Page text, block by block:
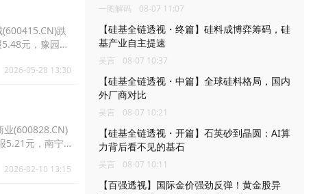
跌
元，豫园股
2026-05-28 13:30
(600828.CN)
5.21元，南宁
2026-02-10 13:15
一图解码 08-07 11:07
【硅基全链透视・终篇】硅料成博弈筹码，硅
基产业自主提速
吴言 08-07 10:37
【硅基全链透视・中篇】全球硅料格局，国内
外厂商对比
吴言 08-07 10:21
【硅基全链透视・开篇】石英砂到晶圆：AI算
力背后看不见的基石
吴言 08-07 10:11
【百强透视】国际金价强劲反弹！黄金股异